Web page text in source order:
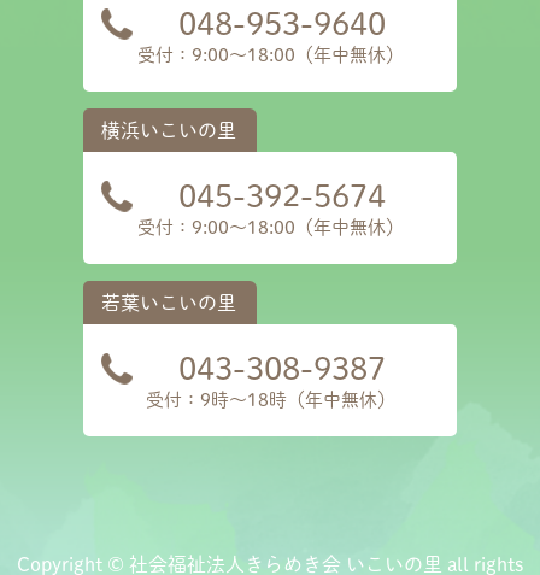
048-953-9640
受付：9:00～18:00（年中無休）
045-392-5674
受付：9:00～18:00（年中無休）
043-308-9387
受付：9時〜18時（年中無休）
Copyright © 社会福祉法人きらめき会 いこいの里 all rights